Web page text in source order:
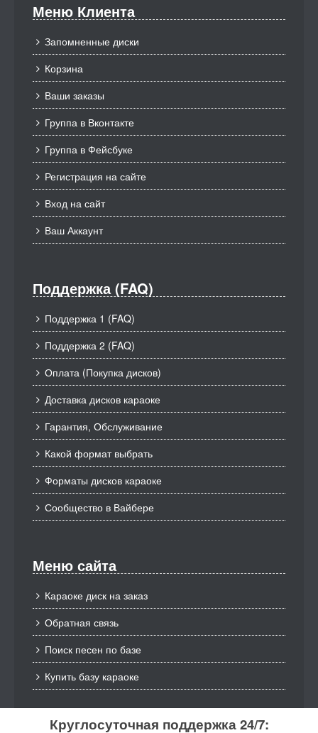
Меню Клиента
Запомненные диски
Корзина
Ваши заказы
Группа в Вконтакте
Группа в Фейсбуке
Регистрация на сайте
Вход на сайт
Ваш Аккаунт
Поддержка (FAQ)
Поддержка 1 (FAQ)
Поддержка 2 (FAQ)
Оплата (Покупка дисков)
Доставка дисков караоке
Гарантия, Обслуживание
Какой формат выбрать
Форматы дисков караоке
Сообщество в Вайбере
Меню сайта
Караоке диск на заказ
Обратная связь
Поиск песен по базе
Купить базу караоке
Круглосуточная поддержка 24/7: